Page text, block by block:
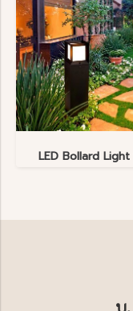
LED Bollard Light